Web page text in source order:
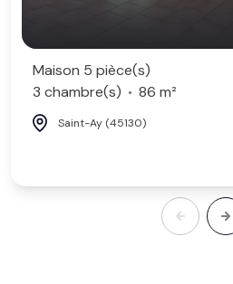
Maison 5 pièce(s)
3 chambre(s)
86 m²
Saint-Ay (45130)